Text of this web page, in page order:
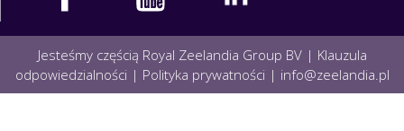
Jesteśmy częścią Royal Zeelandia Group BV | Klauzula
odpowiedzialności | Polityka prywatności | info@zeelandia.pl